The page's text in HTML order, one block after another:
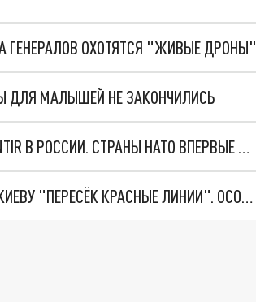
ГЕНЕРАЛОВ ОХОТЯТСЯ "ЖИВЫЕ ДРОНЫ"
ДЛЯ МАЛЫШЕЙ НЕ ЗАКОНЧИЛИСЬ
"ОЧЕНЬ ПЛОХИЕ НОВОСТИ": БОЛЬШАЯ ОШИБКА PALANTIR В РОССИИ. СТРАНЫ НАТО ВПЕРВЫЕ ЗА СВО ОСТАНОВИЛИ ПОСТАВКИ ОРУЖИЯ. ВСУ ТЕРЯЮТ ПРИГРАНИЧЬЕ?
"ТЕРПЕНИЕ ПУТИНА ЛОПНУЛО". РЕКОРДНЫЙ УДАР ПО КИЕВУ "ПЕРЕСЁК КРАСНЫЕ ЛИНИИ". ОСОБЫЕ СПЕЦЫ КНДР НА ЛБС? ТАЙНЫЕ ПЕРЕГОВОРЫ ЕВРОПЫ И МОСКВЫ